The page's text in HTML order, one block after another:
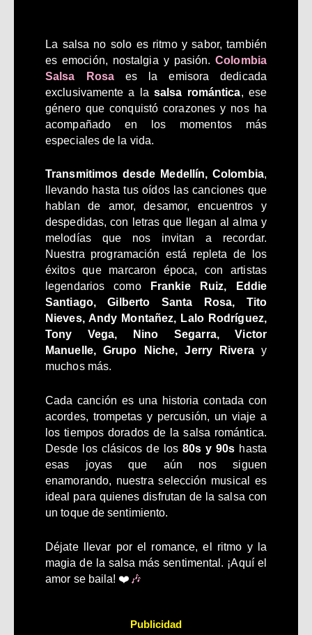
La salsa no solo es ritmo y sabor, también
es emoción, nostalgia y pasión.Colombia
Salsa Rosaes la emisora dedicada
exclusivamente a la salsa romántica, ese
género que conquistó corazones y nos ha
acompañado en los momentos más
especiales de la vida.
Transmitimos desde Medellín, Colombia,
llevando hasta tus oídos las canciones que
hablan de amor, desamor, encuentros y
despedidas, con letras que llegan al alma y
melodías que nos invitan a recordar.
Nuestra programación está repleta de los
éxitos que marcaron época, con artistas
legendarios como
Frankie Ruiz, Eddie
Santiago, Gilberto Santa Rosa, Tito
Nieves, Andy Montañez, Lalo Rodríguez,
Tony Vega, Nino Segarra, Victor
Manuelle, Grupo Niche, Jerry Rivera y
muchos más.
Cada canción es una historia contada con
acordes, trompetas y percusión, un viaje a
los tiempos dorados de la salsa romántica.
Desde los clásicos de los 80s y 90s hasta
esas joyas que aún nos siguen
enamorando, nuestra selección musical es
ideal para quienes disfrutan de la salsa con
un toque de sentimiento.
Déjate llevar por el romance, el ritmo y la
magia de la salsa más sentimental. ¡Aquí el
amor se baila! ❤️ 🎶
Publicidad